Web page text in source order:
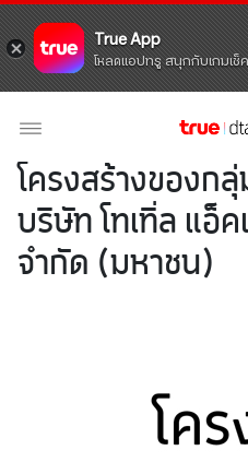
True App
โหลดแอปทรู สนุกกับเกมเ
โครงสร้างของก
บริษัท โทเทิ่ล แอ็
จำกัด (มหาชน)